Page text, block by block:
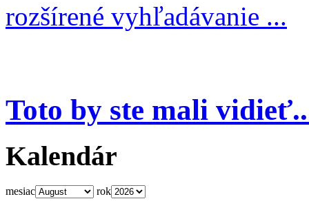
rozšírené vyhľadávanie ...
Toto by ste mali
Kalendár
mesiac rok